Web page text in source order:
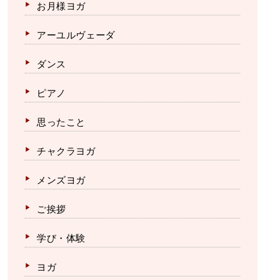
お月様ヨガ
アーユルヴェーダ
ダンス
ピアノ
思ったこと
チャクラヨガ
メンズヨガ
ご挨拶
学び・体験
ヨガ